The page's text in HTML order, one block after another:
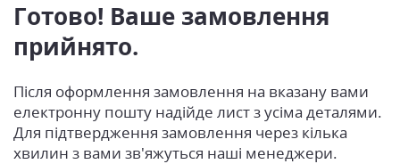
Готово! Ваше замовлення
прийнято.
Після оформлення замовлення на вказану вами
електронну пошту надійде лист з усіма деталями.
Для підтвердження замовлення через кілька
хвилин з вами зв'яжуться наші менеджери.